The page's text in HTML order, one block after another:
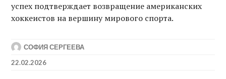
успех подтверждает возвращение американских
хоккеистов на вершину мирового спорта.
СОФИЯ СЕРГЕЕВА
22.02.2026